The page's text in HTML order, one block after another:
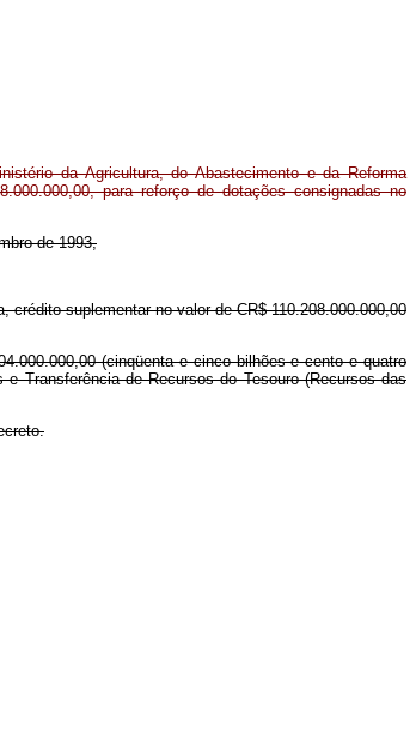
da Agricultura, do Abastecimento e da Reforma
para reforço de dotações consignadas no
de 1993,
suplementar no valor de CR$ 110.208.000.000,00
(cinqüenta e cinco bilhões e cento e quatro
Transferência de Recursos do Tesouro (Recursos das